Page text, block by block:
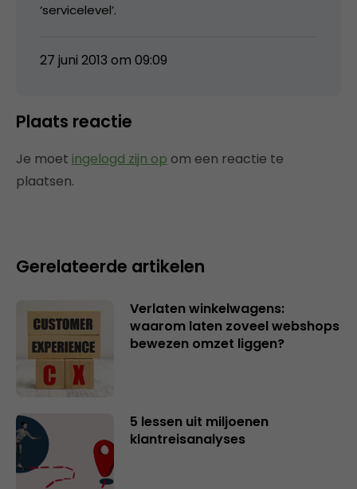
‘servicelevel’.
27 juni 2013 om 09:09
Plaats reactie
Je moet ingelogd zijn op om een reactie te
plaatsen.
Gerelateerde artikelen
Verlaten winkelwagens:
waarom laten zoveel webshops
bewezen omzet liggen?
5 lessen uit miljoenen
klantreisanalyses